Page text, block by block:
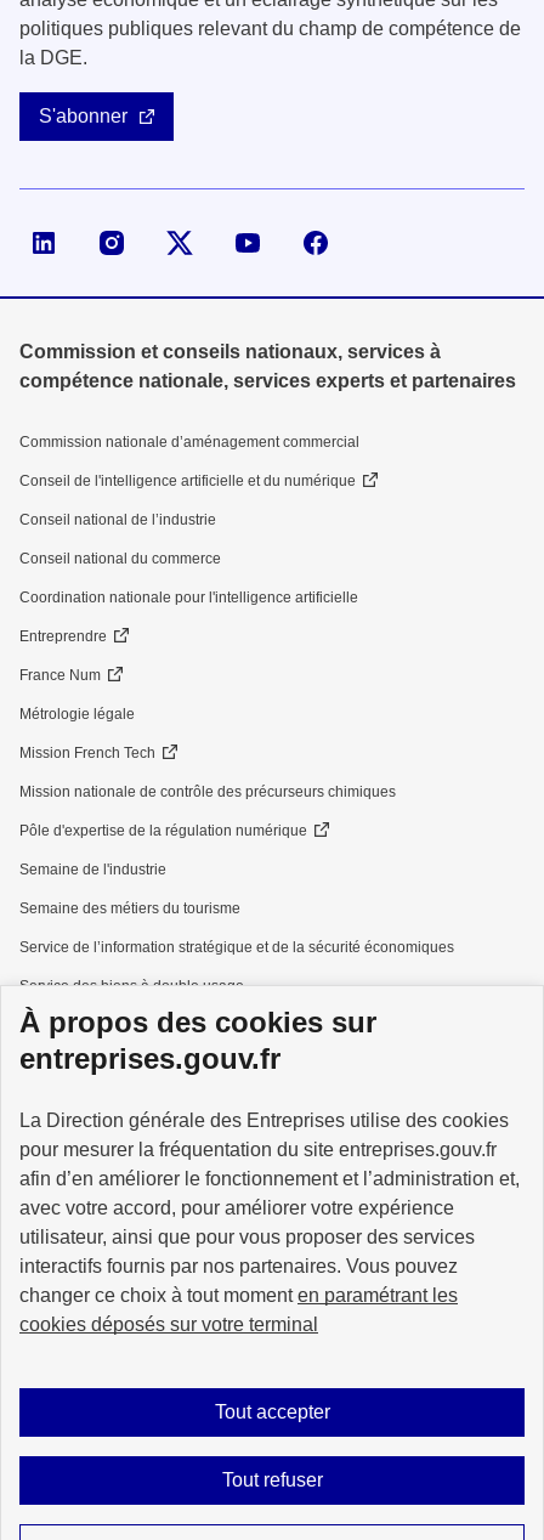
À propos des cookies sur
entreprises.gouv.fr
La Direction générale des Entreprises utilise des cookies
pour mesurer la fréquentation du site entreprises.gouv.fr
afin d’en améliorer le fonctionnement et l’administration et,
avec votre accord, pour améliorer votre expérience
utilisateur, ainsi que pour vous proposer des services
interactifs fournis par nos partenaires. Vous pouvez
changer ce choix à tout momenten paramétrant les
cookies déposés sur votre terminal
Tout accepter
Tout refuser
politiques publiques relevant du champ de compétence de
la DGE.
S'abonner
Page LinkedIn de la DGECompte X (ex-Twitter) de la DGE
Commission et conseils nationaux, services à
compétence nationale, services experts et partenaires
Commission nationale d’aménagement commercial
Conseil de l'intelligence artificielle et du numérique
Conseil national de l’industrie
Conseil national du commerce
Coordination nationale pour l'intelligence artificielle
Entreprendre
France Num
Métrologie légale
Mission French Tech
Mission nationale de contrôle des précurseurs chimiques
Pôle d'expertise de la régulation numérique
Semaine de l'industrie
Semaine des métiers du tourisme
Service de l’information stratégique et de la sécurité économiques
Service des biens à double usage
Services à la personne
GOUVERNEMENT
info.gouv.fr service-public.gouv.fr
Plan du site Accessibilité : partiellement conforme Mentions légales
Gestion des cookies